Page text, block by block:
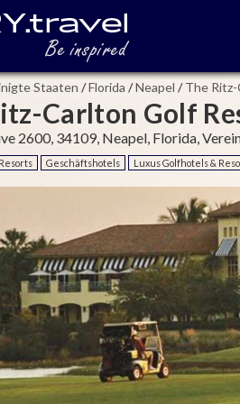
Staaten /Florida /Neapel / The
Carlton Golf
2600, 34109, Neapel, Florida,
Geschäftshotels Luxus Golfhotels &